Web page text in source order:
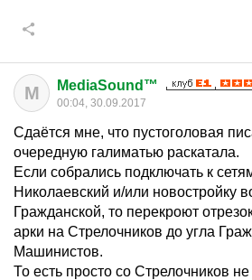
M MediaSound™
00:04, 30.09.2017
Сдаётся мне, что пустоголовая
очередную галиматью раскатала.
Если собрались подключать к
Николаевский и/или новостройку
Гражданской, то перекроют
арки на Стрелочников до угла
Машинистов.
То есть просто со Стрелочников